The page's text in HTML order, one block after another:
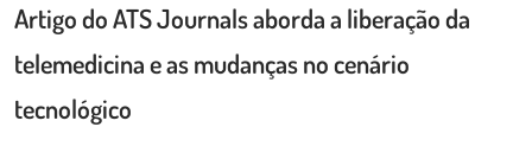
Artigo do ATS Journals aborda a liberação da
telemedicina e as mudanças no cenário
tecnológico